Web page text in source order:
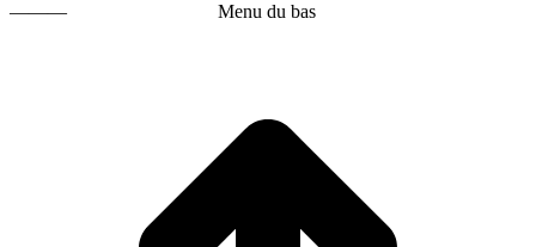
———
Menu du bas